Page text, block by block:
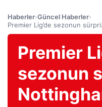
Haberler›Güncel Haberler›
Premier Lig’de sezonun
Premier
sezonun